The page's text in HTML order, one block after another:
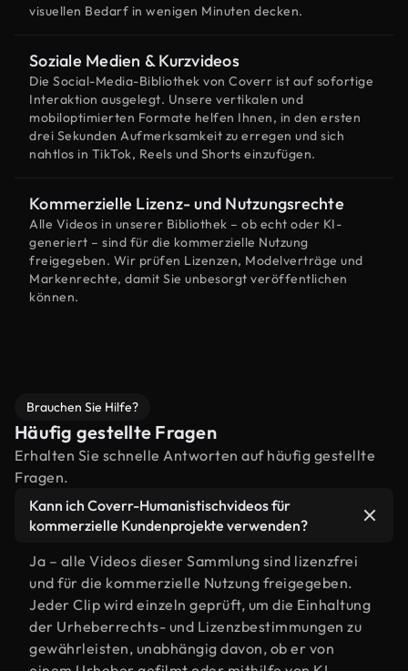
visuellen Bedarf in wenigen Minuten decken.
Soziale Medien & Kurzvideos
Die Social-Media-Bibliothek von Coverr ist auf sofortige
Interaktion ausgelegt. Unsere vertikalen und
mobiloptimierten Formate helfen Ihnen, in den ersten
drei Sekunden Aufmerksamkeit zu erregen und sich
nahtlos in TikTok, Reels und Shorts einzufügen.
Kommerzielle Lizenz- und Nutzungsrechte
Alle Videos in unserer Bibliothek – ob echt oder KI-
generiert – sind für die kommerzielle Nutzung
freigegeben. Wir prüfen Lizenzen, Modelverträge und
Markenrechte, damit Sie unbesorgt veröffentlichen
können.
Brauchen Sie Hilfe?
Häufig gestellte Fragen
Erhalten Sie schnelle Antworten auf häufig gestellte
Fragen.
Kann ich Coverr-Humanistischvideos für
kommerzielle Kundenprojekte verwenden?
Ja – alle Videos dieser Sammlung sind lizenzfrei
und für die kommerzielle Nutzung freigegeben.
Jeder Clip wird einzeln geprüft, um die Einhaltung
der Urheberrechts- und Lizenzbestimmungen zu
gewährleisten, unabhängig davon, ob er von